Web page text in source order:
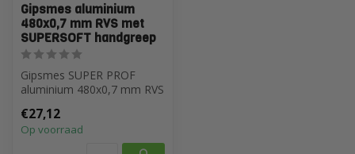
Gipsmes aluminium
480x0,7 mm RVS met
SUPERSOFT handgreep
Gipsmes SUPER PROF
aluminium 480x0,7 mm RVS
handgreep
€27,12
Op voorraad